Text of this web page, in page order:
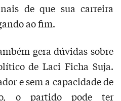
de que sua carreira
ao fim.
gera dúvidas sobre
de Laci Ficha Suja.
e sem a capacidade de
o partido pode ter